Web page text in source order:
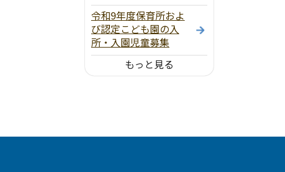
令和9年度保育所およ
び認定こども園の入
所・入園児童募集
もっと見る